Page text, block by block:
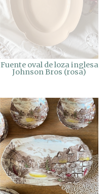
Fuente oval de loza inglesa
Johnson Bros (rosa)